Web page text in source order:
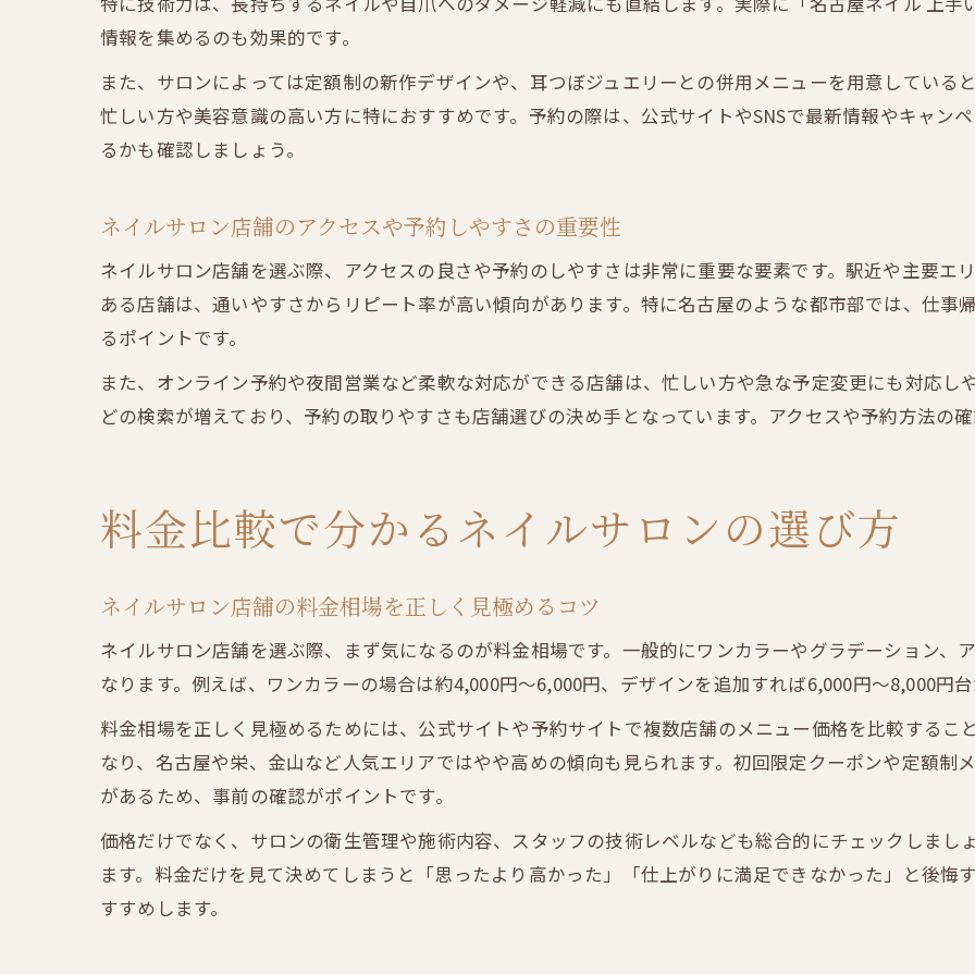
情報を集めるのも効果的です。
また、サロンによっては定額制の新作デザインや、耳つぼジュエリーとの併用メニューを用意している
忙しい方や美容意識の高い方に特におすすめです。予約の際は、公式サイトやSNSで最新情報やキャン
るかも確認しましょう。
ネイルサロン店舗のアクセスや予約しやすさの重要性
ネイルサロン店舗を選ぶ際、アクセスの良さや予約のしやすさは非常に重要な要素です。駅近や主要エ
ある店舗は、通いやすさからリピート率が高い傾向があります。特に名古屋のような都市部では、仕事
るポイントです。
また、オンライン予約や夜間営業など柔軟な対応ができる店舗は、忙しい方や急な予定変更にも対応し
どの検索が増えており、予約の取りやすさも店舗選びの決め手となっています。アクセスや予約方法の
料金比較で分かるネイルサロンの選び方
ネイルサロン店舗の料金相場を正しく見極めるコツ
ネイルサロン店舗を選ぶ際、まず気になるのが料金相場です。一般的にワンカラーやグラデーション、
なります。例えば、ワンカラーの場合は約4,000円〜6,000円、デザインを追加すれば6,000円〜8,000円
料金相場を正しく見極めるためには、公式サイトや予約サイトで複数店舗のメニュー価格を比較するこ
なり、名古屋や栄、金山など人気エリアではやや高めの傾向も見られます。初回限定クーポンや定額制
があるため、事前の確認がポイントです。
価格だけでなく、サロンの衛生管理や施術内容、スタッフの技術レベルなども総合的にチェックしまし
ます。料金だけを見て決めてしまうと「思ったより高かった」「仕上がりに満足できなかった」と後悔
すすめします。